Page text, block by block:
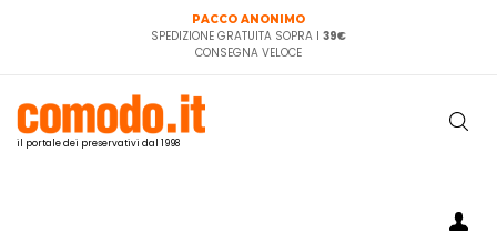
PACCO ANONIMO
SPEDIZIONE GRATUITA SOPRA I 39€
CONSEGNA VELOCE
il portale dei preservativi dal 1998